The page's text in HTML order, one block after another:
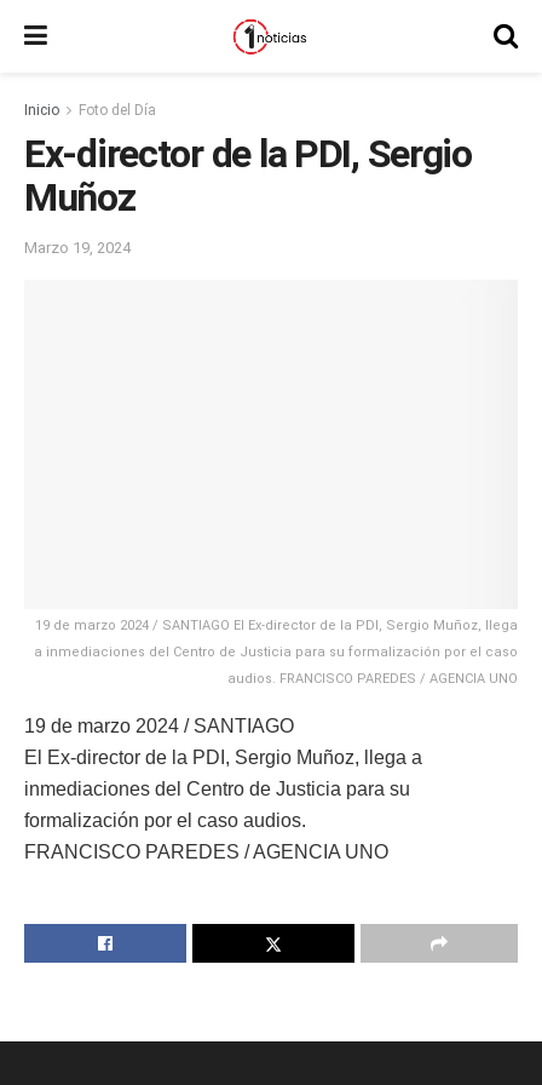
Inicio Foto del Día
Ex-director de la PDI, Sergio
Muñoz
Marzo 19, 2024
19 de marzo 2024 / SANTIAGO El Ex-director de la PDI, Sergio Muñoz, llega
a inmediaciones del Centro de Justicia para su formalización por el caso
audios. FRANCISCO PAREDES / AGENCIA UNO
19 de marzo 2024 / SANTIAGO
El Ex-director de la PDI, Sergio Muñoz, llega a
inmediaciones del Centro de Justicia para su
formalización por el caso audios.
FRANCISCO PAREDES / AGENCIA UNO